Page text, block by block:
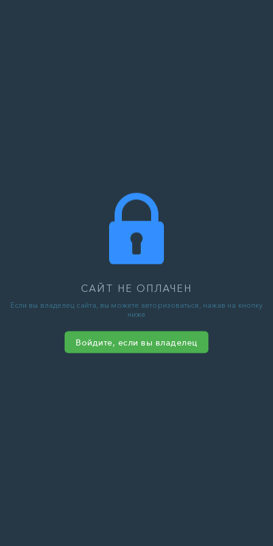
САЙТ НЕ ОПЛАЧЕН
Если вы владелец сайта, вы можете авторизоваться, нажав на кнопку
ниже
Войдите, если вы владелец